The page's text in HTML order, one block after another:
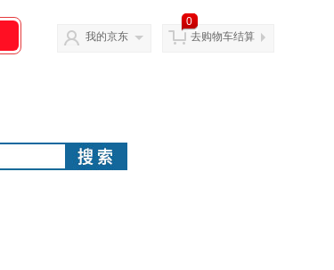
我的京东
0
去购物车结算